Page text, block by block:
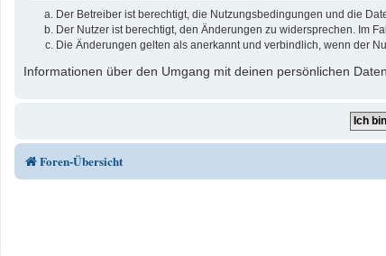
Der Betreiber ist berechtigt, die Nutzungsbedingungen und die
Der Nutzer ist berechtigt, den Änderungen zu widersprechen. Im
Die Änderungen gelten als anerkannt und verbindlich, wenn der
Informationen über den Umgang mit deinen persönlichen
Foren-Übersicht